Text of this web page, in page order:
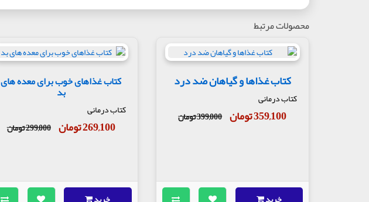
محصولات مرتبط
کتاب غذاها و گیاهان ضد درد
کتاب درمانی
359,100 تومان 399,000 تومان
کتاب غذاهای خوب برای معده های
بد
کتاب درمانی
269,100 تومان 299,000 تومان